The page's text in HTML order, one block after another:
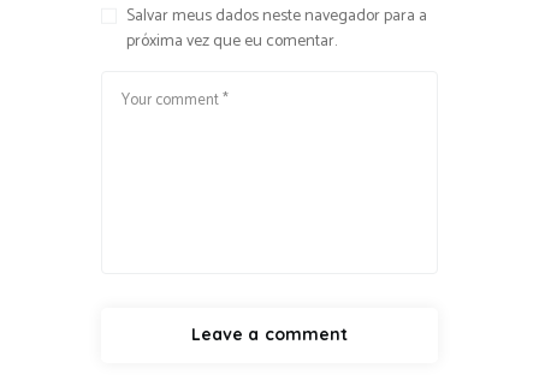
Salvar meus dados neste navegador para a
próxima vez que eu comentar.